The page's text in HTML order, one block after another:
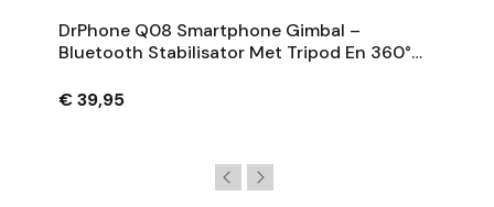
DrPhone Q08 Smartphone Gimbal –
Bluetooth Stabilisator Met Tripod En 360°
€ 39,95